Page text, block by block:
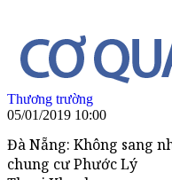
Thương trường
05/01/2019 10:00
Đà Nẵng: Không sang
chung cư Phước Lý